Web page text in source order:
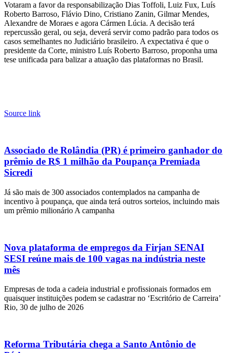
Votaram a favor da responsabilização Dias Toffoli, Luiz Fux, Luís
Roberto Barroso, Flávio Dino, Cristiano Zanin, Gilmar Mendes,
Alexandre de Moraes e agora Cármen Lúcia. A decisão terá
repercussão geral, ou seja, deverá servir como padrão para todos os
casos semelhantes no Judiciário brasileiro. A expectativa é que o
presidente da Corte, ministro Luís Roberto Barroso, proponha uma
tese unificada para balizar a atuação das plataformas no Brasil.
Source link
Associado de Rolândia (PR) é primeiro ganhador do
prêmio de R$ 1 milhão da Poupança Premiada
Sicredi
Já são mais de 300 associados contemplados na campanha de
incentivo à poupança, que ainda terá outros sorteios, incluindo mais
um prêmio milionário A campanha
Nova plataforma de empregos da Firjan SENAI
SESI reúne mais de 100 vagas na indústria neste
mês
Empresas de toda a cadeia industrial e profissionais formados em
quaisquer instituições podem se cadastrar no ‘Escritório de Carreira’
Rio, 30 de julho de 2026
Reforma Tributária chega a Santo Antônio de